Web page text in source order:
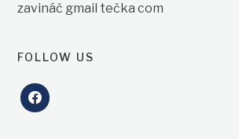
zavináč gmail tečka com
FOLLOW US
facebook